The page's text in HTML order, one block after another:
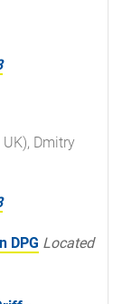
Dmitry
DPG Located